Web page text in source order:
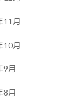
11月
10月
9月
8月